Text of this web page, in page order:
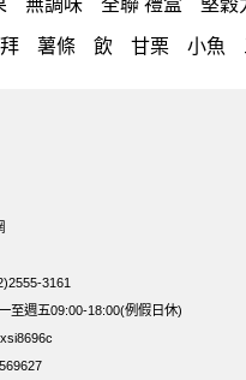
無調味 全聯 禮盒 堅穀
薯條 飲 甘栗 小魚
95℃薯條原味18克*5包
堅果隨身包22入
3161
至週五09:00-18:00(例假日休)